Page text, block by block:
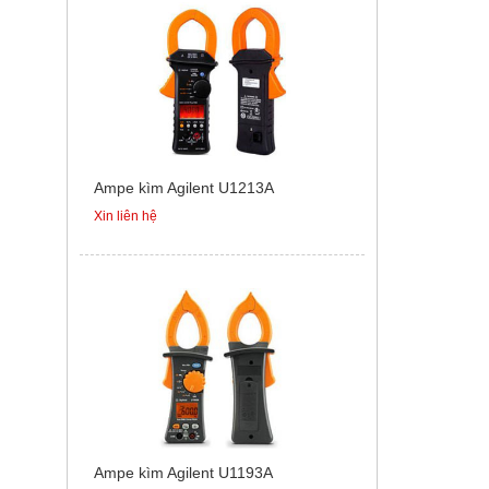
Ampe kìm Agilent U1213A
Xin liên hệ
Ampe kìm Agilent U1193A